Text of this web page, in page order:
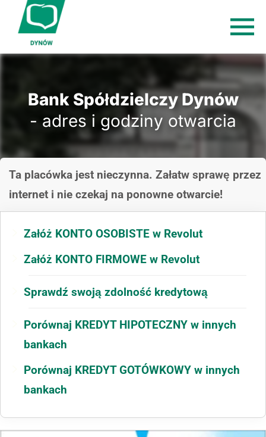
Bank Spółdzielczy Dynów
- adres i godziny otwarcia
Ta placówka jest nieczynna. Załatw sprawę przez
internet i nie czekaj na ponowne otwarcie!
Załóż KONTO OSOBISTE w Revolut
Załóż KONTO FIRMOWE w Revolut
Sprawdź swoją zdolność kredytową
Porównaj KREDYT HIPOTECZNY w innych
bankach
Porównaj KREDYT GOTÓWKOWY w innych
bankach